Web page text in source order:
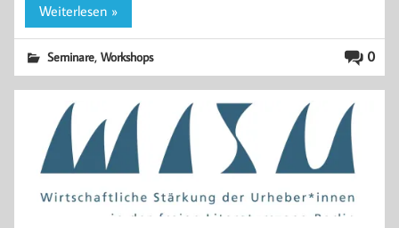
Weiterlesen »
0
Seminare,Workshops